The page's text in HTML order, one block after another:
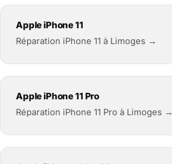
Apple iPhone 11
Réparation iPhone 11 à Limoges →
Apple iPhone 11 Pro
Réparation iPhone 11 Pro à Limoges →